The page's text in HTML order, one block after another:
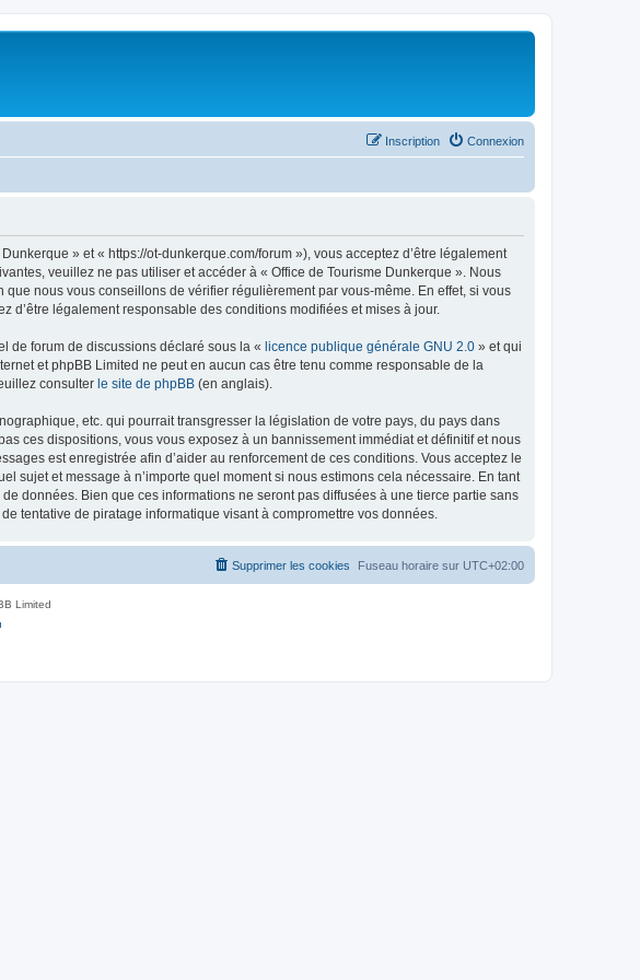
Connexion
Inscription
» et « https://ot-dunkerque.com/forum »), vous acceptez d’être légalement
veuillez ne pas utiliser et accéder à « Office de Tourisme Dunkerque ». Nous
nous vous conseillons de vérifier régulièrement par vous-même. En effet, si vous
d’être légalement responsable des conditions modifiées et mises à jour.
de forum de discussions déclaré sous la « licence publique générale GNU 2.0 » et qui
et phpBB Limited ne peut en aucun cas être tenu comme responsable de la
consulter le site de phpBB (en anglais).
etc. qui pourrait transgresser la législation de votre pays, du pays dans
ces dispositions, vous vous exposez à un bannissement immédiat et définitif et nous
est enregistrée afin d’aider au renforcement de ces conditions. Vous acceptez le
sujet et message à n’importe quel moment si nous estimons cela nécessaire. En tant
données. Bien que ces informations ne seront pas diffusées à une tierce partie sans
tentative de piratage informatique visant à compromettre vos données.
Fuseau horaire sur UTC+02:00
Supprimer les cookies
Limited